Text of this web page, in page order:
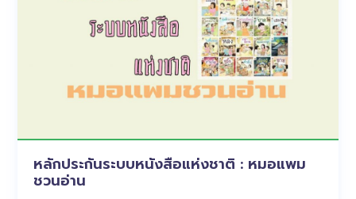
หลักประกันระบบหนังสือแห่งชาติ : หมอแพม
ชวนอ่าน